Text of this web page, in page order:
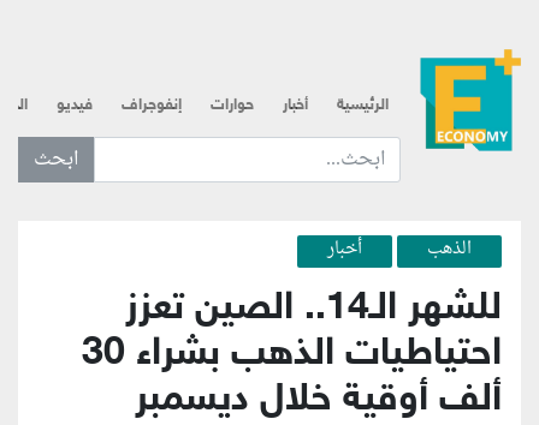
الرئيسية أخبار حوارات إنفوجراف فيديو
ابحث عن... :
الذهب أخبار
للشهر الـ14.. الصين تعزز
احتياطيات الذهب بشراء 30
ألف أوقية خلال ديسمبر